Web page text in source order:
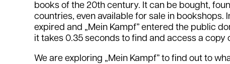
books of the 20th century. It can be bought,
countries, even available for sale in bookshops.
expired and „Mein Kampf” entered the public
it takes 0.35 seconds to find and access a copy
We are exploring „Mein Kampf” to find out to